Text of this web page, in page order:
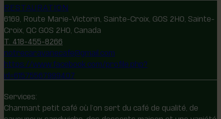
RESTAURATION
6169, Route Marie-Victorin, Sainte-Croix, G0S 2H0, Sainte-
Croix, QC G0S 2H0, Canada
T. 418-455-8266
notrecaravanecafe@gmail.com
https://www.facebook.com/profile.php?
id=61575567999407
Services:
Charmant petit café où l’on sert du café de qualité, de